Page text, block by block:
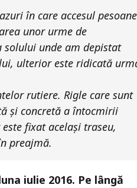
în care accesul
unor urme de
solului unde am depistat
ulterior este ridicată
rutiere. Rigle care sunt
și concretă a întocmirii
fixat același traseu,
preajmă.
iulie 2016. Pe lângă